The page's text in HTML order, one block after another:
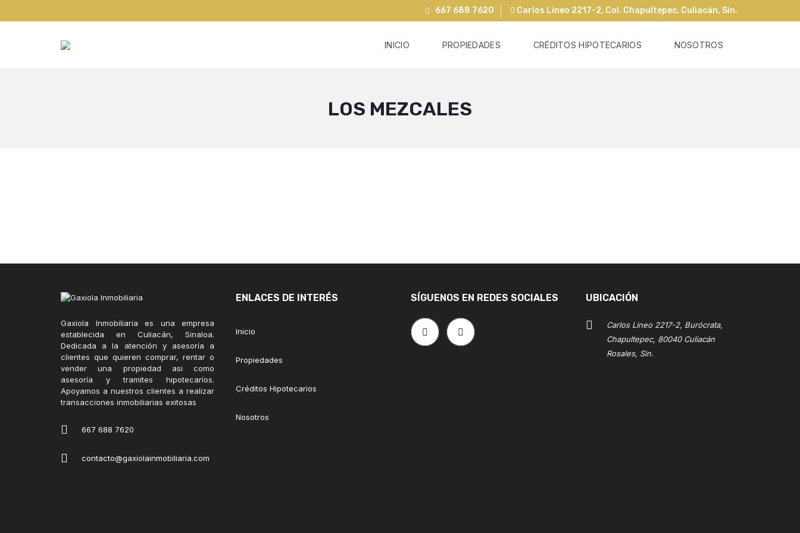
667 688 7620 Carlos Lineo 2217-2, Col. Chapultepec, Culiacán, Sin.
INICIO PROPIEDADES CRÉDITOS HIPOTECARIOS NOSOTROS
LOS MEZCALES
Gaxiola Inmobiliaria es una empresa
establecida en Culiacán, Sinaloa.
Dedicada a la atención y asesoría a
clientes que quieren comprar, rentar o
vender una propiedad asi como
asesoría y tramites hipotecaríos.
Apoyamos a nuestros clientes a realizar
transacciones inmobiliarias exitosas
667 688 7620
contacto@gaxiolainmobiliaria.com
ENLACES DE INTERÉS
Inicio
Propiedades
Créditos Hipotecarios
Nosotros
SÍGUENOS EN REDES SOCIALES UBICACIÓN
Carlos Lineo 2217-2, Burócrata,
Chapultepec, 80040 Culiacán
Rosales, Sin.